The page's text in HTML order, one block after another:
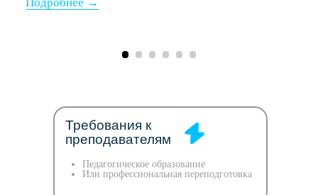
Педагогическое образование
Или профессиональная переподготовка
Требования к
преподавателям